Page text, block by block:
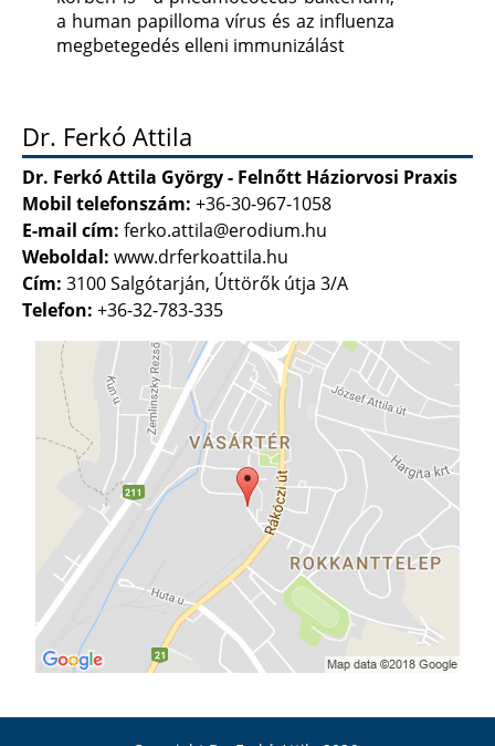
a human papilloma vírus és az influenza
megbetegedés elleni immunizálást
Dr. Ferkó Attila
Dr. Ferkó Attila György - Felnőtt Háziorvosi Praxis
Mobil telefonszám: +36-30-967-1058
E-mail cím: ferko.attila@erodium.hu
Weboldal: www.drferkoattila.hu
Cím: 3100 Salgótarján, Úttörők útja 3/A
Telefon: +36-32-783-335